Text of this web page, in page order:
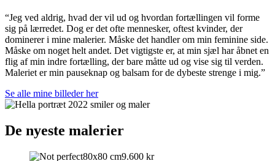
“Jeg ved aldrig, hvad der vil ud og hvordan fortællingen vil forme
sig på lærredet. Dog er det ofte mennesker, oftest kvinder, der
dominerer i mine malerier. Måske det handler om min feminine side.
Måske om noget helt andet. Det vigtigste er, at min sjæl har åbnet en
flig af min indre fortælling, der bare måtte ud og vise sig til verden.
Maleriet er min pauseknap og balsam for de dybeste strenge i mig.”
Se alle mine billeder her
De nyeste malerier